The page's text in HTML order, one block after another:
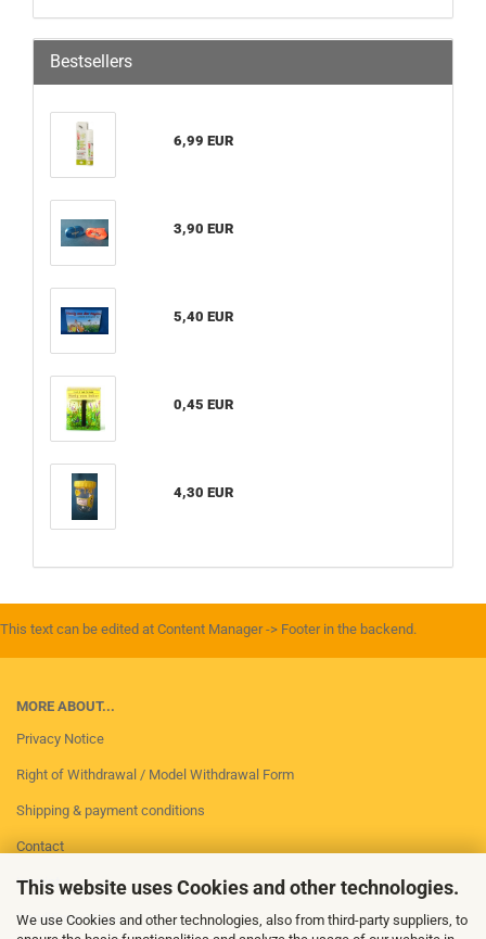
This website uses Cookies and other technologies.
We use Cookies and other technologies, also from third-party suppliers, to
Bestsellers
6,99 EUR
3,90 EUR
5,40 EUR
0,45 EUR
4,30 EUR
This text can be edited at Content Manager -> Footer in the backend.
MORE ABOUT...
Privacy Notice
Right of Withdrawal / Model Withdrawal Form
Shipping & payment conditions
Contact
Imprint
Conditions of Use